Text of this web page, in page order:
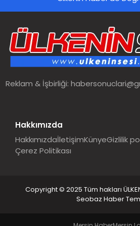
TEKNOLOJI
Reklam & İşbirliği:
Hakkımızda
HakkımızdaİletişimKünyeGizlilik
Çerez Politikası
Copyright © 2025 Tüm hakları
Seobaz Haber